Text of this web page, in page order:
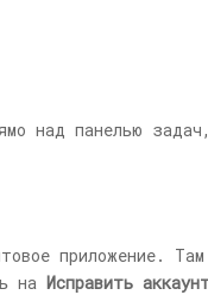
над панелью
приложение.
на Исправить